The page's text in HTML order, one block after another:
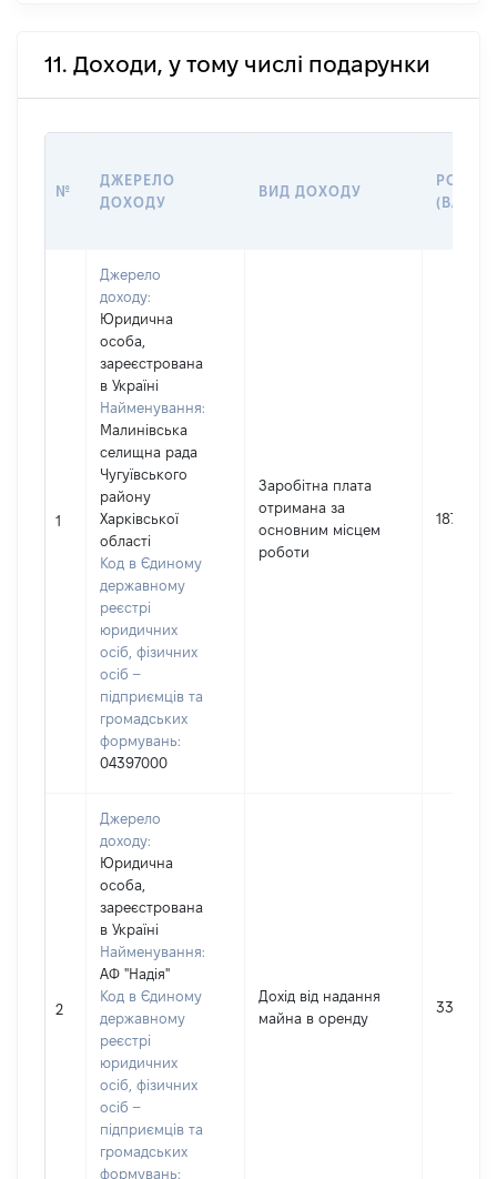
11. Доходи, у тому числі подарунки
№
ДЖЕРЕЛО
ДОХОДУ
ВИД ДОХОДУ
РОЗМІР
1
Джерело
доходу:
Юридична
особа,
зареєстрована
в Україні
Найменування:
Малинівська
селищна рада
Чугуївського
району
Харківської
області
Код в Єдиному
державному
реєстрі
юридичних
осіб, фізичних
осіб –
підприємців та
громадських
формувань:
04397000
Заробітна плата
отримана за
основним місцем
роботи
187092
2
Джерело
доходу:
Юридична
особа,
зареєстрована
в Україні
Найменування:
АФ "Надія"
Код в Єдиному
державному
реєстрі
юридичних
осіб, фізичних
осіб –
підприємців та
громадських
формувань:
Дохід від надання
майна в оренду
33540